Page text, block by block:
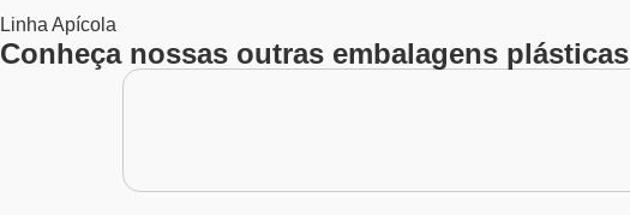
Linha Apícola
Conheça nossas outras embalagens plásticas